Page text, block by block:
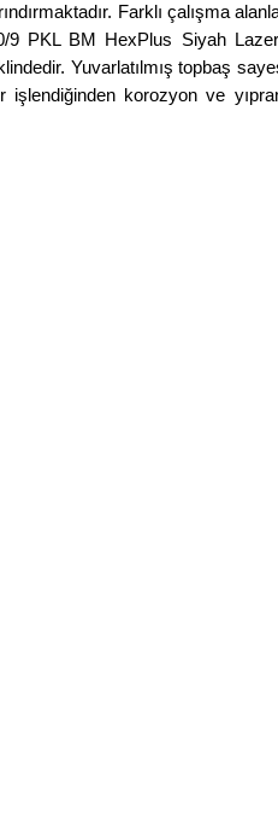
Farklı çalışma
9 PKL BM HexPlus Siyah
Yuvarlatılmış topbaş
korozyon ve